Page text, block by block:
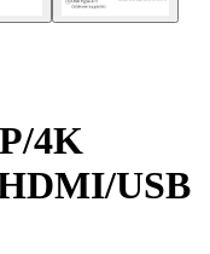
4K
USB